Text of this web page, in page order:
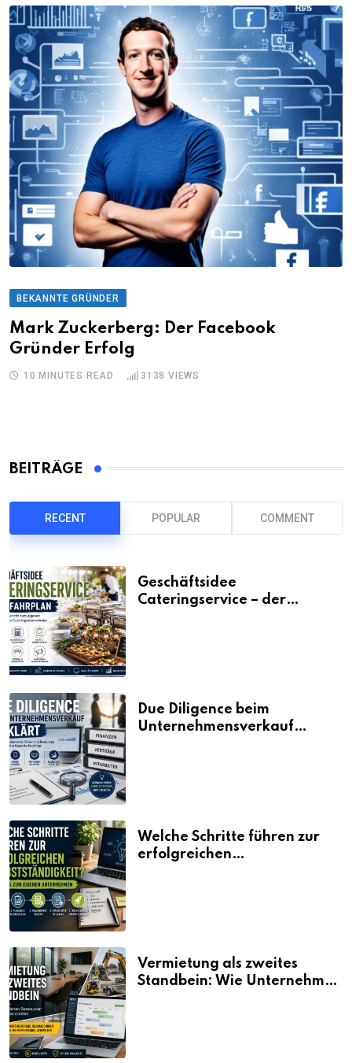
BEKANNTE GRÜNDER
Mark Zuckerberg: Der Facebook
Gründer Erfolg
10 MINUTES READ 3138 VIEWS
BEITRÄGE
RECENT POPULAR COMMENT
Geschäftsidee
Cateringservice – der
Due Diligence beim
Unternehmensverkauf
Welche Schritte führen zur
erfolgreichen
Vermietung als zweites
Standbein: Wie Unternehmen